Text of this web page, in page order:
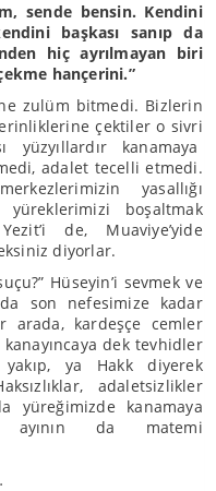
sende bensin. Kendini
başkası sanıp da
hiç ayrılmayan biri
hançerini.”
bitmedi. Bizlerin
çektiler o sivri
kanamaya
adalet tecelli etmedi.
yasallığı
yüreklerimizi boşaltmak
de, Muaviye’yide
diyorlar.
Hüseyin’i sevmek ve
son nefesimize kadar
arada, kardeşçe cemler
dek tevhidler
yakıp, ya Hakk diyerek
adaletsizlikler
yüreğimizde kanamaya
ayının da matemi